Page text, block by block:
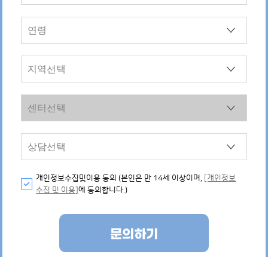
개인정보수집및이용 동의 (본인은 만 14세 이상이며,
[개인정보
수집 및 이용]에 동의합니다.)
문의하기